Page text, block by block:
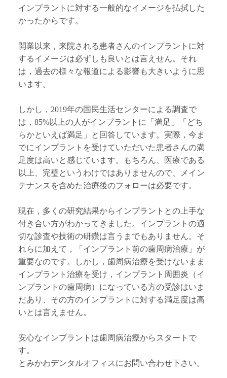
インプラントに対する一般的なイメージを払拭した
かったからです。
開業以来，来院される患者さんのインプラントに対
するイメージは必ずしも良いとは言えせん。それ
は，過去の様々な報道による影響も大きいように思
います。
しかし，2019年の国民生活センターによる調査で
は，85%以上の人がインプラントに「満足」「どち
らかといえば満足」と回答しています。実際，今ま
でにインプラントを受けていただいた患者さんの満
足度は高いと感じています。もちろん、医療である
以上、完璧というわけではありませんので、メイン
テナンスを含めた治療後のフォローは必要です。
現在，多くの研究結果からインプラントとの上手な
付き合い方がわかってきました。インプラントの適
切な診査や技術の研鑽は言うまでもありません。そ
れらに加えて，「インプラント前の歯周病治療」が
重要なのです。しかし，歯周病治療を受けないまま
インプラント治療を受け，インプラント周囲炎（イ
ンプラントの歯周病）になっている方の受診はいま
だあり、その方のインプラントに対する満足度は高
いとは言えません。
安心なインプラントは歯周病治療からスタートで
す。
とみかわデンタルオフィスにお問い合わせ下さい。